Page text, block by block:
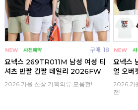
구매 18
요넥스 269TR011M 남성 여성 티
셔츠 반팔 긴팔 데일리 2026FW
2026 가을 신상 기획의류 모음전!
요넥스
얼 오
2026 가
전!